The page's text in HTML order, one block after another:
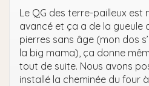
Le QG des terre-pailleux est
avancé et ça a de la gueule
pierres sans âge (mon dos
la big mama), ça donne
tout de suite. Nous avons
installé la cheminée du four